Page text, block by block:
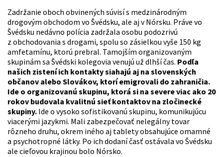
Zadržanie oboch obvinených súvisí s medzinárodným
drogovým obchodom vo Švédsku, ale aj v Nórsku. Práve vo
Švédsku nedávno polícia zadržala osobu podozrivú
z obchodovania s drogami, spolu so zásielkou vyše 150 kg
amfetamínu, ktorú prebral. Tamojším organizovaným
skupinám sa Švédski kolegovia venujú už dlhší čas. Podľa
našich zistení ich kontakty siahajú aj na slovenských
občanov alebo Slovákov, ktorí emigrovali do zahraničia.
Ide o organizovanú skupinu, ktorá si na severe viac ako 20
rokov budovala kvalitnú sieť kontaktov na zločinecké
skupiny. Ide o vysoko sofistikovanú skupinu, komunikujúcu
viacerými jazykmi. Mali zabezpečovať nelegálny tovar
rôzneho druhu, okrem iného aj tablety obsahujúce omamné
a psychotropné látky. Po ich dodaní časť ostávala vo Švédsku
ale cieľovou krajinou bolo Nórsko.